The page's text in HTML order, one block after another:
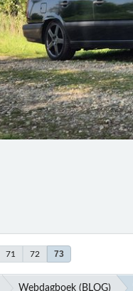
71 72 73
Webdagboek (BLOG)